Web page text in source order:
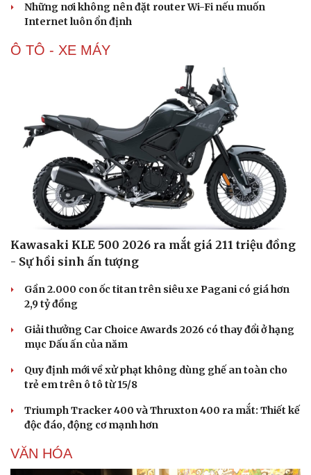
Sân khấu - Điện ảnh
Văn học
Âm nhạc
Di sản
Nghệ sĩ
Sao Việt
Những nơi không nên đặt router Wi-Fi nếu muốn
Internet luôn ổn định
Ô TÔ - XE MÁY
Kawasaki KLE 500 2026 ra mắt giá 211 triệu đồng
- Sự hồi sinh ấn tượng
Gần 2.000 con ốc titan trên siêu xe Pagani có giá hơn
2,9 tỷ đồng
Giải thưởng Car Choice Awards 2026 có thay đổi ở hạng
mục Dấu ấn của năm
Quy định mới về xử phạt không dùng ghế an toàn cho
trẻ em trên ô tô từ 15/8
Triumph Tracker 400 và Thruxton 400 ra mắt: Thiết kế
độc đáo, động cơ mạnh hơn
VĂN HÓA